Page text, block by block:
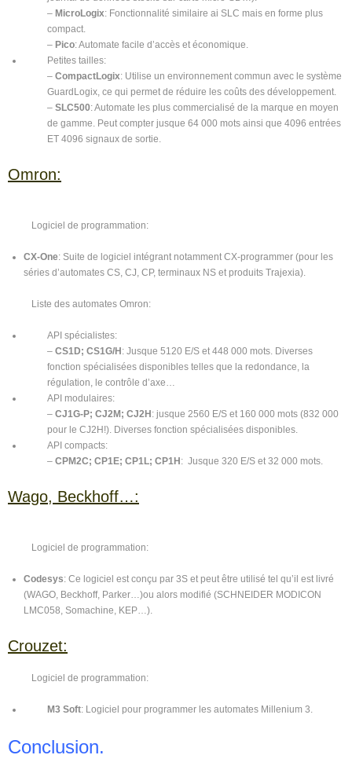
– MicroLogix: Fonctionnalité similaire ai SLC mais en forme plus
compact.
– Pico: Automate facile d’accès et économique.
Petites tailles:
– CompactLogix: Utilise un environnement commun avec le système
GuardLogix, ce qui permet de réduire les coûts des développement.
– SLC500: Automate les plus commercialisé de la marque en moyen
de gamme. Peut compter jusque 64 000 mots ainsi que 4096 entrées
ET 4096 signaux de sortie.
Omron:
Logiciel de programmation:
CX-One: Suite de logiciel intégrant notamment CX-programmer (pour les
séries d’automates CS, CJ, CP, terminaux NS et produits Trajexia).
Liste des automates Omron:
API spécialistes:
– CS1D; CS1G/H: Jusque 5120 E/S et 448 000 mots. Diverses
fonction spécialisées disponibles telles que la redondance, la
régulation, le contrôle d’axe…
API modulaires:
– CJ1G-P; CJ2M; CJ2H: jusque 2560 E/S et 160 000 mots (832 000
pour le CJ2H!). Diverses fonction spécialisées disponibles.
API compacts:
– CPM2C; CP1E; CP1L; CP1H: Jusque 320 E/S et 32 000 mots.
Wago, Beckhoff…:
Logiciel de programmation:
Codesys: Ce logiciel est conçu par 3S et peut être utilisé tel qu’il est livré
(WAGO, Beckhoff, Parker…)ou alors modifié (SCHNEIDER MODICON
LMC058, Somachine, KEP…).
Crouzet:
Logiciel de programmation:
M3 Soft: Logiciel pour programmer les automates Millenium 3.
Conclusion.